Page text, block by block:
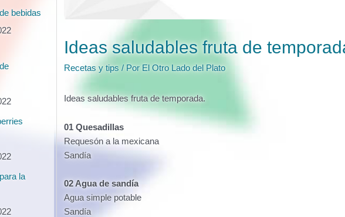
bebidas
la
Ideas saludables fruta de
Recetas y tips / Por El Otro Lado del Plato
Ideas saludables fruta de temporada.
01 Quesadillas
Requesón a la mexicana
Sandía
02 Agua de sandía
Agua simple potable
Sandía